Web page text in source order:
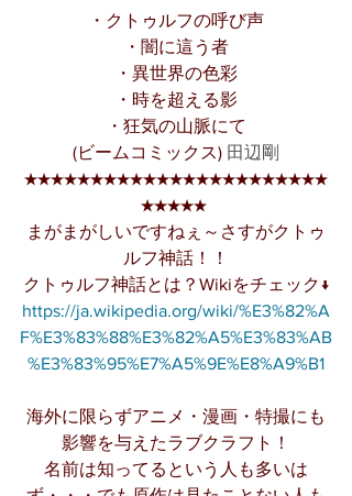
・クトゥルフの呼び声
・闇に這う者
・異世界の色彩
・時を超える影
・狂気の山脈にて
(ビームコミックス) 田辺剛
★★★★★★★★★★★★★★★★★★★★★★★
★★★★★
まがまがしいですねぇ～さすがクトゥ
ルフ神話！！
クトゥルフ神話とは？Wikiをチェック↓
https://ja.wikipedia.org/wiki/%E3%82%A
F%E3%83%88%E3%82%A5%E3%83%AB
%E3%83%95%E7%A5%9E%E8%A9%B1
海外に限らずアニメ・漫画・特撮にも
影響を与えたラブクラフト！
名前は知ってるという人も多いは